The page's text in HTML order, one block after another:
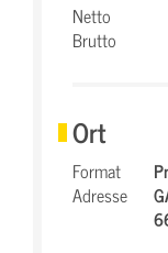
Netto
Brutto
Ort
Format
Adresse